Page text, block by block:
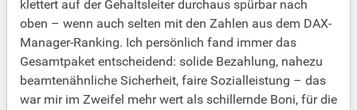
klettert auf der Gehaltsleiter durchaus spürbar nach
oben – wenn auch selten mit den Zahlen aus dem DAX-
Manager-Ranking. Ich persönlich fand immer das
Gesamtpaket entscheidend: solide Bezahlung, nahezu
beamtenähnliche Sicherheit, faire Sozialleistung – das
war mir im Zweifel mehr wert als schillernde Boni, für die